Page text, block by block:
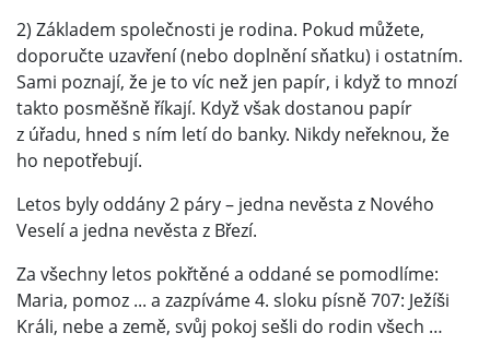
2) Základem společnosti je rodina. Pokud můžete,
doporučte uzavření (nebo doplnění sňatku) i ostatním.
Sami poznají, že je to víc než jen papír, i když to mnozí
takto posměšně říkají. Když však dostanou papír
z úřadu, hned s ním letí do banky. Nikdy neřeknou, že
ho nepotřebují.
Letos byly oddány 2 páry – jedna nevěsta z Nového
Veselí a jedna nevěsta z Březí.
Za všechny letos pokřtěné a oddané se pomodlíme:
Maria, pomoz ... a zazpíváme 4. sloku písně 707: Ježíši
Králi, nebe a země, svůj pokoj sešli do rodin všech …